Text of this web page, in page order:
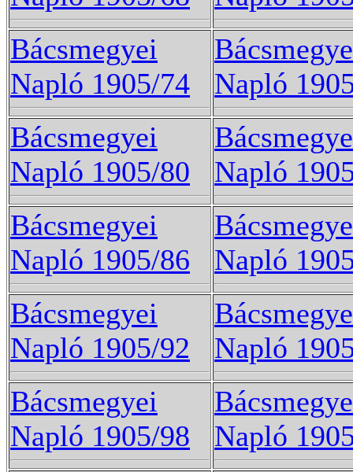
Bácsmegyei
Napló 1905/74
Napló
Bácsmegyei
Napló 1905/80
Napló
Bácsmegyei
Napló 1905/86
Napló
Bácsmegyei
Napló 1905/92
Napló
Bácsmegyei
Napló 1905/98
Napló